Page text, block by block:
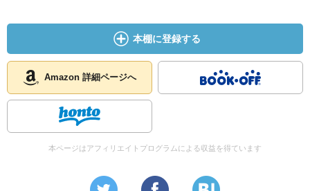
本棚に登録する
Amazon 詳細ページへ
本ページはアフィリエイトプログラムによる収益を得ています